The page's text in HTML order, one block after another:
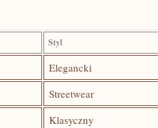
Styl
Elegancki
Streetwear
Klasyczny